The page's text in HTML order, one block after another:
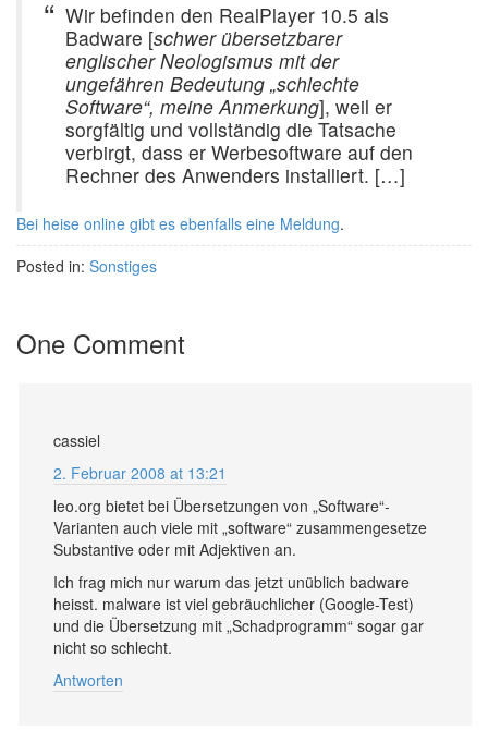
Wir befinden den RealPlayer 10.5 als
Badware [schwer übersetzbarer
englischer Neologismus mit der
ungefähren Bedeutung „schlechte
Software“, meine Anmerkung], weil er
sorgfältig und vollständig die Tatsache
verbirgt, dass er Werbesoftware auf den
Rechner des Anwenders installiert. […]
Bei heise online gibt es ebenfalls eine Meldung.
Posted in: Sonstiges
One Comment
cassiel
2. Februar 2008 at 13:21
leo.org bietet bei Übersetzungen von „Software“-
Varianten auch viele mit „software“ zusammengesetze
Substantive oder mit Adjektiven an.
Ich frag mich nur warum das jetzt unüblich badware
heisst. malware ist viel gebräuchlicher (Google-Test)
und die Übersetzung mit „Schadprogramm“ sogar gar
nicht so schlecht.
Antworten